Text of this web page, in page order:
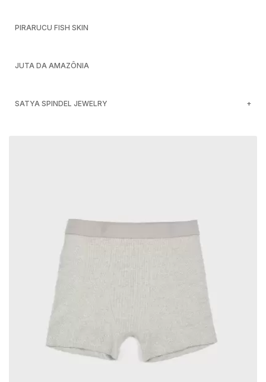
PIRARUCU FISH SKIN
JUTA DA AMAZÔNIA
SATYA SPINDEL JEWELRY